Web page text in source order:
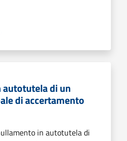
di un
di accertamento
in autotutela di